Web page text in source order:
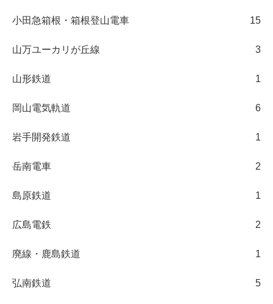
小田急箱根・箱根登山電車 15
山万ユーカリが丘線 3
山形鉄道 1
岡山電気軌道 6
岩手開発鉄道 1
岳南電車 2
島原鉄道 1
広島電鉄 2
廃線・鹿島鉄道 1
弘南鉄道 5